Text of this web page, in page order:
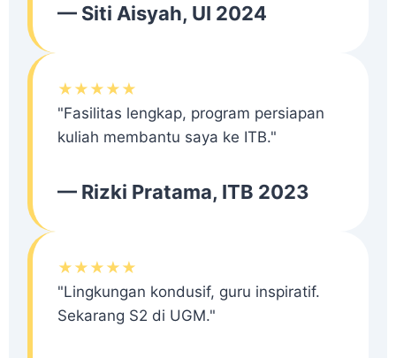
— Siti Aisyah, UI 2024
★★★★★
"Fasilitas lengkap, program persiapan
kuliah membantu saya ke ITB."
— Rizki Pratama, ITB 2023
★★★★★
"Lingkungan kondusif, guru inspiratif.
Sekarang S2 di UGM."